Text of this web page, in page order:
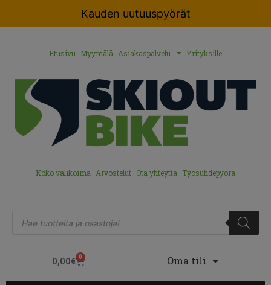
Kauden uutuuspyörät
Etusivu Myymälä Asiakaspalvelu Yrityksille
Koko valikoima Arvostelut Ota yhteyttä Työsuhdepyörä
0,00€ 0 Oma tili